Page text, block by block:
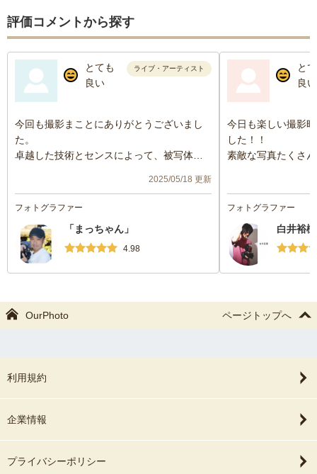
評価コメントから探す
とても
良い
ライブ・アーティスト
今回も撮影まことにありがとうございまし
た。
卓越した技術とセンスによって、被写体の
情の機微や一瞬の仕草まで丁寧に捉えられ
ており、ただ映すだけでなく、その人物の
印象的でした。機転が効いた心に残るカッ
トの数々に、確かな経験とセンスを感じさ
せられました。
2025/05/18 更新
フォトグラファー
「まっちゃん」
4.98
と
良い
今日も楽しい撮影
した！！
素敵な写真たくさ
フォトグラファー
白井裕樹
OurPhoto ページトップへ
利用規約
企業情報
プライバシーポリシー